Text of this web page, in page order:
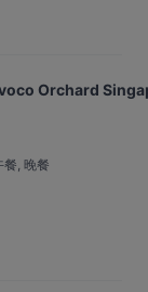
Orchard
餐, 晚餐